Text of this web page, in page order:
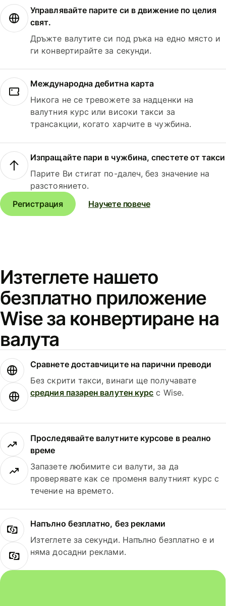
Управлявайте парите си в движение по целия
свят.
Дръжте валутите си под ръка на едно място и
ги конвертирайте за секунди.
Международна дебитна карта
Никога не се тревожете за надценки на
валутния курс или високи такси за
трансакции, когато харчите в чужбина.
Изпращайте пари в чужбина, спестете от такси
Парите Ви стигат по-далеч, без значение на
разстоянието.
Регистрация
Научете повече
Изтеглете нашето
безплатно приложение
Wise за конвертиране на
валута
Сравнете доставчиците на парични преводи
Без скрити такси, винаги ще получавате
средния пазарен валутен курс с Wise.
Проследявайте валутните курсове в реално
време
Запазете любимите си валути, за да
проверявате как се променя валутният курс с
течение на времето.
Напълно безплатно, без реклами
Изтеглете за секунди. Напълно безплатно е и
няма досадни реклами.